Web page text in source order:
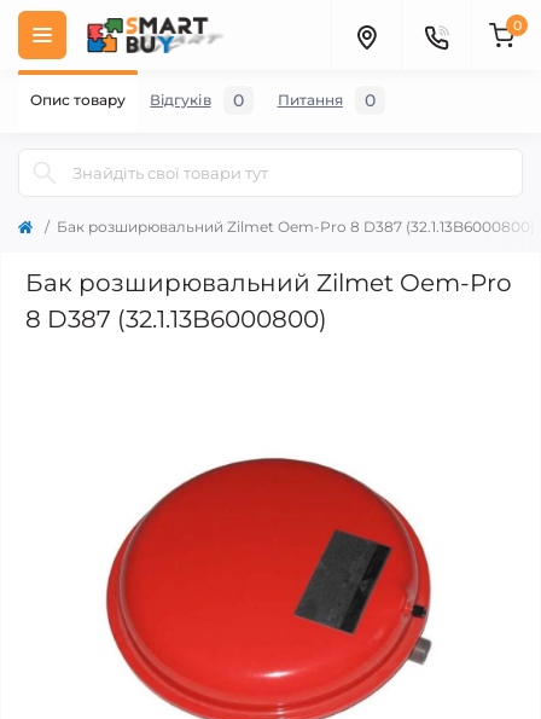
0
Бак розширювальний Zilmet Oem-Pro 8 D387 (32.1.13B6000800)
Бак розширювальний Zilmet Oem-Pro
8 D387 (32.1.13B6000800)
Опис товару Відгуків 0 Питання 0